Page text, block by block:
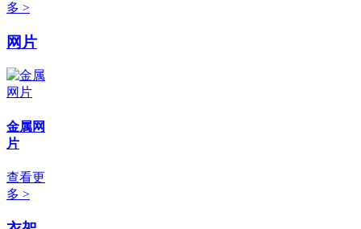
多 >
网片
金属网
片
查看更
多 >